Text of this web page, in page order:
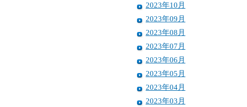
2023年10月
2023年09月
2023年08月
2023年07月
2023年06月
2023年05月
2023年04月
2023年03月